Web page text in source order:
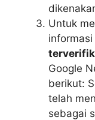
Untuk
Google
berikut:
telah
sebagai